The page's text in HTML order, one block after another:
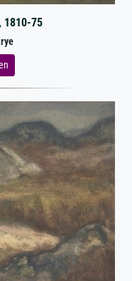
1810-75